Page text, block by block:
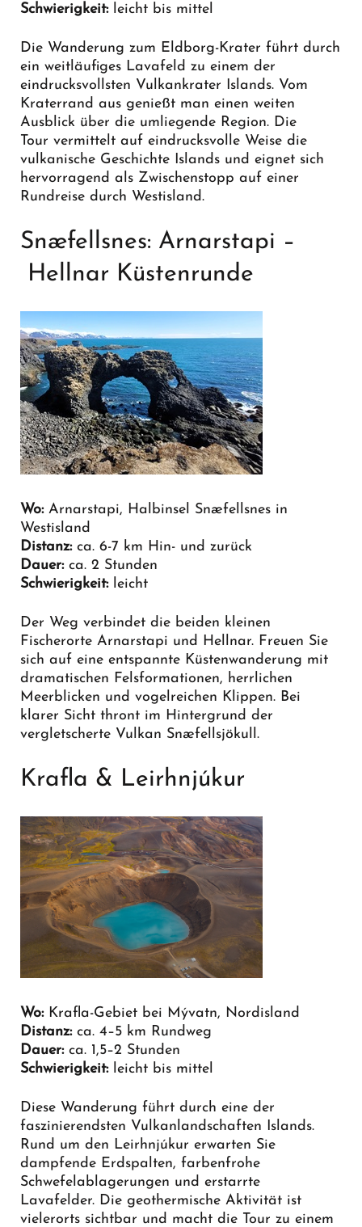
Schwierigkeit:leicht bis mittel
Die Wanderung zum Eldborg-Krater führt durch
ein weitläufiges Lavafeld zu einem der
eindrucksvollsten Vulkankrater Islands. Vom
Kraterrand aus genießt man einen weiten
Ausblick über die umliegende Region. Die
Tour vermittelt auf eindrucksvolle Weise die
vulkanische Geschichte Islands und eignet sich
hervorragend als Zwischenstopp auf einer
Rundreise durch Westisland.
Snæfellsnes: Arnarstapi –
Hellnar Küstenrunde
Wo:Arnarstapi, Halbinsel Snæfellsnes in
Westisland
Distanz:ca. 6-7 km Hin- und zurück
Dauer: ca. 2 Stunden
Schwierigkeit:leicht
Der Weg verbindet die beiden kleinen
Fischerorte Arnarstapi und Hellnar. Freuen Sie
sich auf eine entspannte Küstenwanderung mit
dramatischen Felsformationen, herrlichen
Meerblicken und vogelreichen Klippen. Bei
klarer Sicht thront im Hintergrund der
vergletscherte Vulkan Snæfellsjökull.
Krafla & Leirhnjúkur
Wo:Krafla-Gebiet bei Mývatn, Nordisland
Distanz: ca. 4–5 km Rundweg
Dauer:ca. 1,5–2 Stunden
Schwierigkeit:leicht bis mittel
Diese Wanderung führt durch eine der
faszinierendsten Vulkanlandschaften Islands.
Rund um den Leirhnjúkur erwarten Sie
dampfende Erdspalten, farbenfrohe
Schwefelablagerungen und erstarrte
Lavafelder. Die geothermische Aktivität ist
vielerorts sichtbar und macht die Tour zu einem